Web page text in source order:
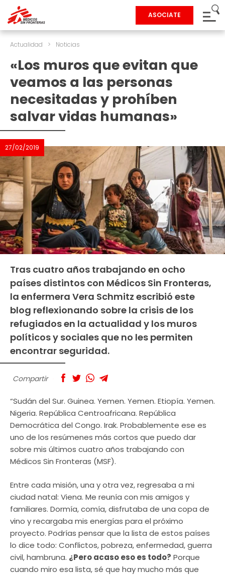
ASOCIATE
Actualidad > Noticias
«Los muros que evitan que
veamos a las personas
necesitadas y prohíben
salvar vidas humanas»
27/02/2019
Tras cuatro años trabajando en ocho
países distintos con Médicos Sin Fronteras,
la enfermera Vera Schmitz escribió este
blog reflexionando sobre la crisis de los
refugiados en la actualidad y los muros
políticos y sociales que no les permiten
encontrar seguridad.
Compartir
“Sudán del Sur. Guinea. Yemen. Yemen. Etiopía. Yemen.
Nigeria. República Centroafricana. República
Democrática del Congo. Irak. Probablemente ese es
uno de los resúmenes más cortos que puedo dar
sobre mis últimos cuatro años trabajando con
Médicos Sin Fronteras (MSF).
Entre cada misión, una y otra vez, regresaba a mi
ciudad natal: Viena. Me reunía con mis amigos y
familiares. Dormía, comía, disfrutaba de una copa de
vino y recargaba mis energías para el próximo
proyecto. Podrías pensar que la lista de estos países
lo dice todo: Conflictos, pobreza, enfermedad, guerra
civil, hambruna. ¿Pero acaso eso es todo? Porque
cuando miro esa lista, sé que hay mucho más que